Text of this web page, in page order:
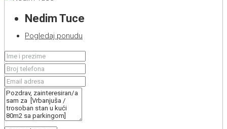
Nedim Tuce
Pogledaj ponudu